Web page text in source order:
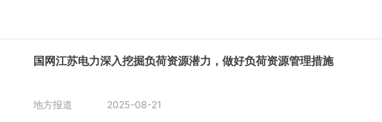
国网江苏电力深入挖掘负荷资源潜力，做好负荷资源管理措施
地方报道 2025-08-21